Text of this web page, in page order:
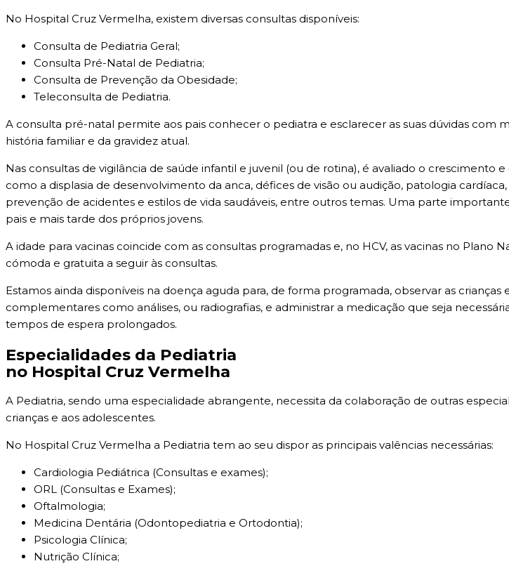
No Hospital Cruz Vermelha, existem diversas consultas disponíveis:
Consulta de Pediatria Geral;
Consulta Pré-Natal de Pediatria;
Consulta de Prevenção da Obesidade;
Teleconsulta de Pediatria.
A consulta pré-natal permite aos pais conhecer o pediatra e esclarecer as suas dúvidas com
história familiar e da gravidez atual.
Nas consultas de vigilância de saúde infantil e juvenil (ou de rotina), é avaliado o crescimento
como a displasia de desenvolvimento da anca, défices de visão ou audição, patologia
prevenção de acidentes e estilos de vida saudáveis, entre outros temas. Uma parte
pais e mais tarde dos próprios jovens.
A idade para vacinas coincide com as consultas programadas e, no HCV, as vacinas no Plano
cómoda e gratuita a seguir às consultas.
Estamos ainda disponíveis na doença aguda para, de forma programada, observar as
complementares como análises, ou radiografias, e administrar a medicação que seja
tempos de espera prolongados.
Especialidades da Pediatria
no Hospital Cruz Vermelha
A Pediatria, sendo uma especialidade abrangente, necessita da colaboração de outras
crianças e aos adolescentes.
No Hospital Cruz Vermelha a Pediatria tem ao seu dispor as principais valências necessárias:
Cardiologia Pediátrica (Consultas e exames);
ORL (Consultas e Exames);
Oftalmologia;
Medicina Dentária (Odontopediatria e Ortodontia);
Psicologia Clínica;
Nutrição Clínica;